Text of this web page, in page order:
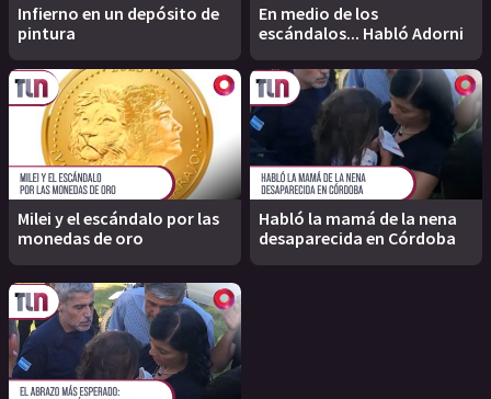
Infierno en un depósito de
pintura
En medio de los
escándalos... Habló Adorni
Milei y el escándalo por las
monedas de oro
Habló la mamá de la nena
desaparecida en Córdoba